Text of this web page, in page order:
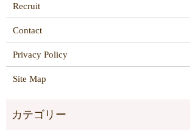
Recruit
Contact
Privacy Policy
Site Map